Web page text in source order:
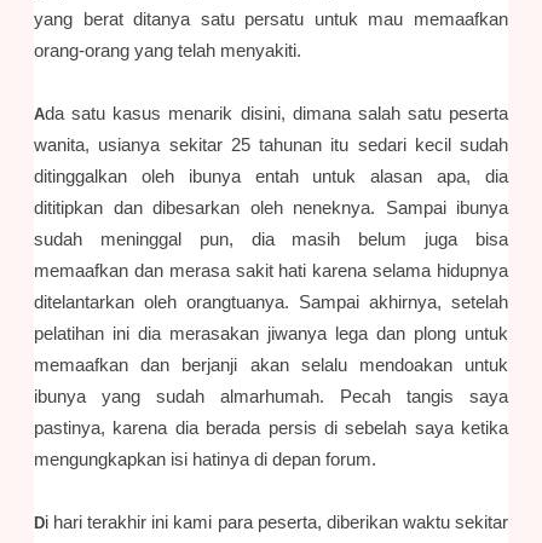
yang berat ditanya satu persatu untuk mau memaafkan
orang-orang yang telah menyakiti.
Ada satu kasus menarik disini, dimana salah satu peserta
wanita, usianya sekitar 25 tahunan itu sedari kecil sudah
ditinggalkan oleh ibunya entah untuk alasan apa, dia
dititipkan dan dibesarkan oleh neneknya. Sampai ibunya
sudah meninggal pun, dia masih belum juga bisa
memaafkan dan merasa sakit hati karena selama hidupnya
ditelantarkan oleh orangtuanya. Sampai akhirnya, setelah
pelatihan ini dia merasakan jiwanya lega dan plong untuk
memaafkan dan berjanji akan selalu mendoakan untuk
ibunya yang sudah almarhumah. Pecah tangis saya
pastinya, karena dia berada persis di sebelah saya ketika
mengungkapkan isi hatinya di depan forum.
Di hari terakhir ini kami para peserta, diberikan waktu sekitar